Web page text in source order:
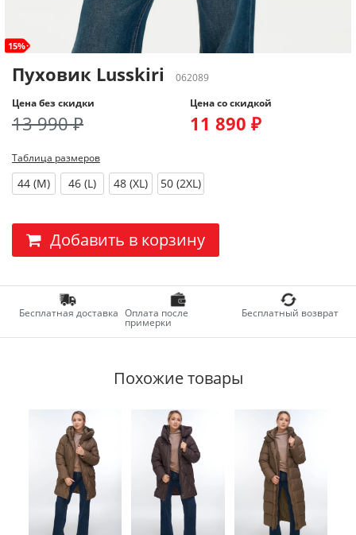
15%
Пуховик Lusskiri
062089
Цена без скидки
13 990 ₽
Цена со скидкой
11 890 ₽
Таблица размеров
44 (M) 46 (L) 48 (XL) 50 (2XL)
Добавить в корзину
Бесплатная доставка Оплата после
примерки
Бесплатный возврат
Похожие товары